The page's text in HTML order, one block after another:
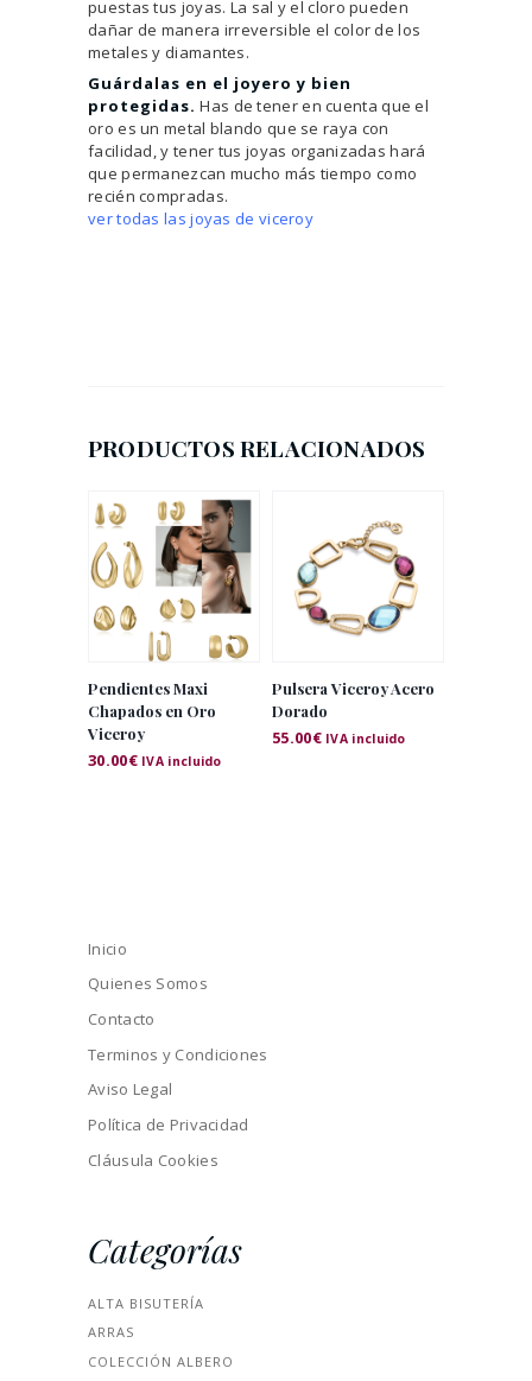
puestas tus joyas. La sal y el cloro pueden
dañar de manera irreversible el color de los
metales y diamantes.
Guárdalas en el joyero y bien
protegidas. Has de tener en cuenta que el
oro es un metal blando que se raya con
facilidad, y tener tus joyas organizadas hará
que permanezcan mucho más tiempo como
recién compradas.
ver todas las joyas de viceroy
PRODUCTOS RELACIONADOS
Pendientes Maxi
Chapados en Oro
Viceroy
30.00€ IVA incluido
Pulsera Viceroy Acero
Dorado
55.00€ IVA incluido
Inicio
Quienes Somos
Contacto
Terminos y Condiciones
Aviso Legal
Política de Privacidad
Cláusula Cookies
Categorías
ALTA BISUTERÍA
ARRAS
COLECCIÓN ALBERO